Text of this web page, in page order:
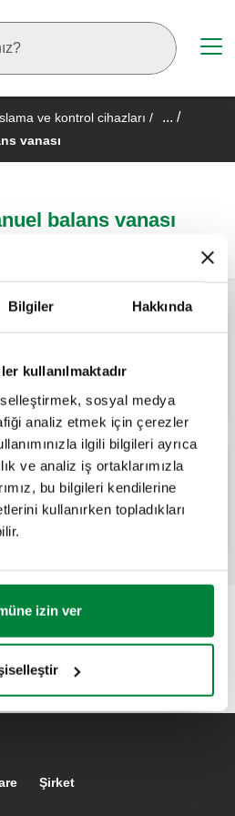
Bilgiler Hakkında
kullanılmaktadır
sosyal medya
analiz etmek için çerezler
ilgili bilgileri ayrıca
ve analiz iş ortaklarımızla
bu bilgileri kendilerine
kullanırken topladıkları
izin ver
ve kontrol cihazları / ... /
vanası
balans vanası
bulunan 130 serisi balans
önceden şekillendirilmiş
Şirket